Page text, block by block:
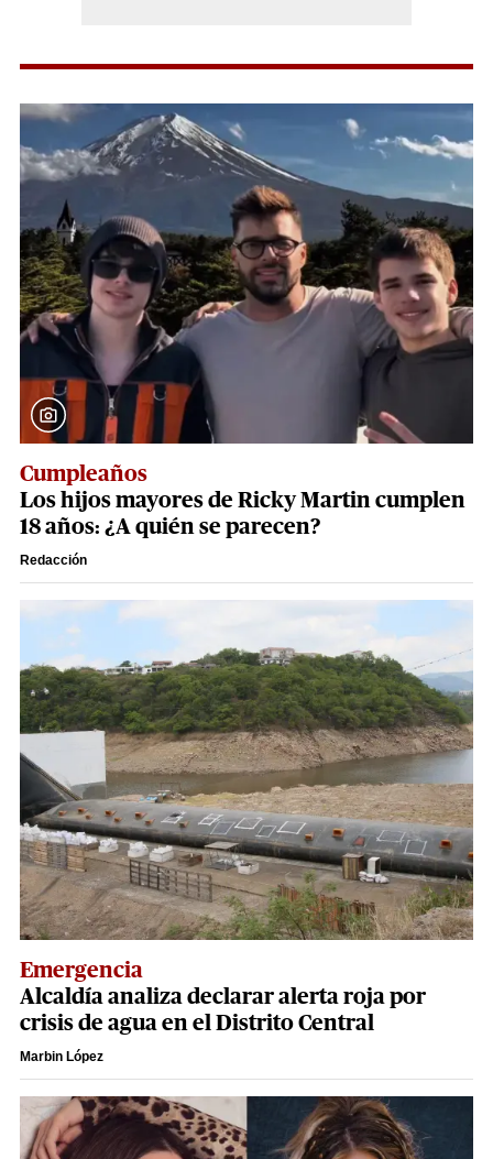
Cumpleaños
Los hijos mayores de Ricky Martin cumplen
18 años: ¿A quién se parecen?
Redacción
Emergencia
Alcaldía analiza declarar alerta roja por
crisis de agua en el Distrito Central
Marbin López